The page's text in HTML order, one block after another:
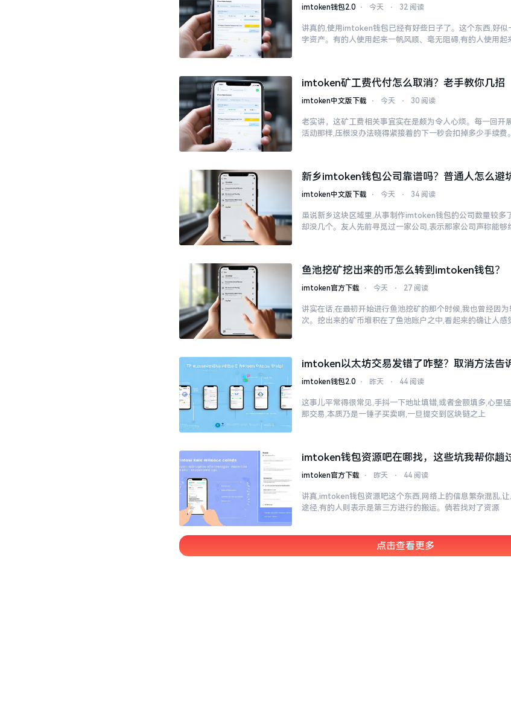
imtoken钱包2.0 ⋅ 今天 ⋅ 32 阅读
讲真的,使用imtoken钱包已经有好些日子了。这个东西,好似
字资产。有的人使用起来一帆风顺、毫无阻碍,有的人使用起
imtoken矿工费代付怎么取消？老手教你几招
imtoken中文版下载 ⋅ 今天 ⋅ 30 阅读
老实讲，这矿工费相关事宜实在是颇为令人心烦。每一回开
活动那样,压根没办法晓得紧接着的下一秒会扣掉多少手续费
新乡imtoken钱包公司靠谱吗？普通人怎么避
imtoken中文版下载 ⋅ 今天 ⋅ 34 阅读
虽说新乡这块区域里,从事制作imtoken钱包的公司数量较多
却没几个。友人先前寻觅过一家公司,表示那家公司声称能够
鱼池挖矿挖出来的币怎么转到imtoken钱包？
imtoken官方下载 ⋅ 今天 ⋅ 27 阅读
讲实在话,在最初开始进行鱼池挖矿的那个时候,我也曾经因
次。挖出来的矿币堆积在了鱼池账户之中,看起来的确让人感
imtoken以太坊交易发错了咋整？取消方法告
imtoken钱包2.0 ⋅ 昨天 ⋅ 44 阅读
这事儿平常得很常见,手抖一下地址填错,或者金额填多,心里
那交易,本质乃是一锤子买卖啊,一旦提交到区块链之上
imtoken钱包资源吧在哪找，这些坑我帮你趟
imtoken官方下载 ⋅ 昨天 ⋅ 44 阅读
讲真,imtoken钱包资源吧这个东西,网络上的信息繁杂混乱,
途径,有的人则表示是第三方进行的搬运。倘若找对了资源
点击查看更多